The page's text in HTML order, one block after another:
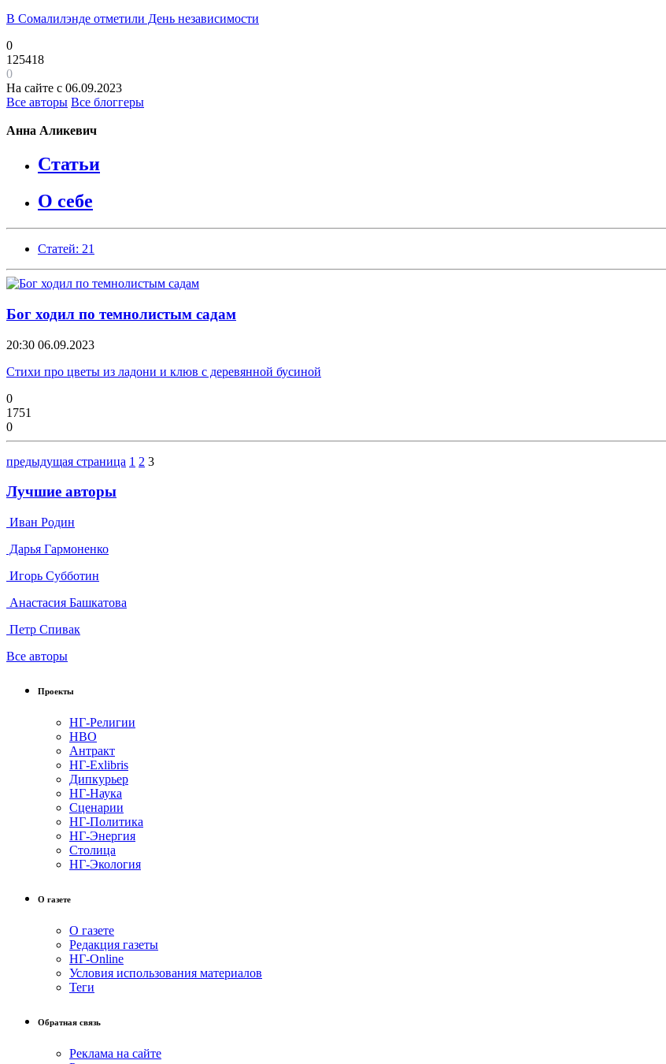
В Сомалилэнде отметили День независимости
0
125418
0
На сайте с 06.09.2023
Все авторы Все блоггеры
Анна Аликевич
Статьи
О себе
Статей: 21
Бог ходил по темнолистым садам
20:30 06.09.2023
Стихи про цветы из ладони и клюв с деревянной бусиной
0
1751
0
предыдущая страница 1 2 3
Лучшие авторы
Иван Родин
Дарья Гармоненко
Игорь Субботин
Анастасия Башкатова
Петр Спивак
Все авторы
Проекты
НГ-Религии
НВО
Антракт
НГ-Exlibris
Дипкурьер
НГ-Наука
Сценарии
НГ-Политика
НГ-Энергия
Столица
НГ-Экология
О газете
О газете
Редакция газеты
НГ-Online
Условия использования материалов
Теги
Обратная связь
Реклама на сайте